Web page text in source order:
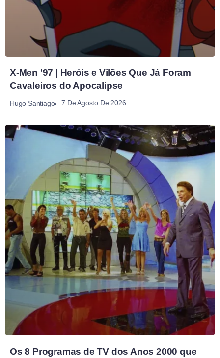
X-Men ’97 | Heróis e Vilões Que Já Foram
Cavaleiros do Apocalipse
Hugo Santiago 7 De Agosto De 2026
Os 8 Programas de TV dos Anos 2000 que